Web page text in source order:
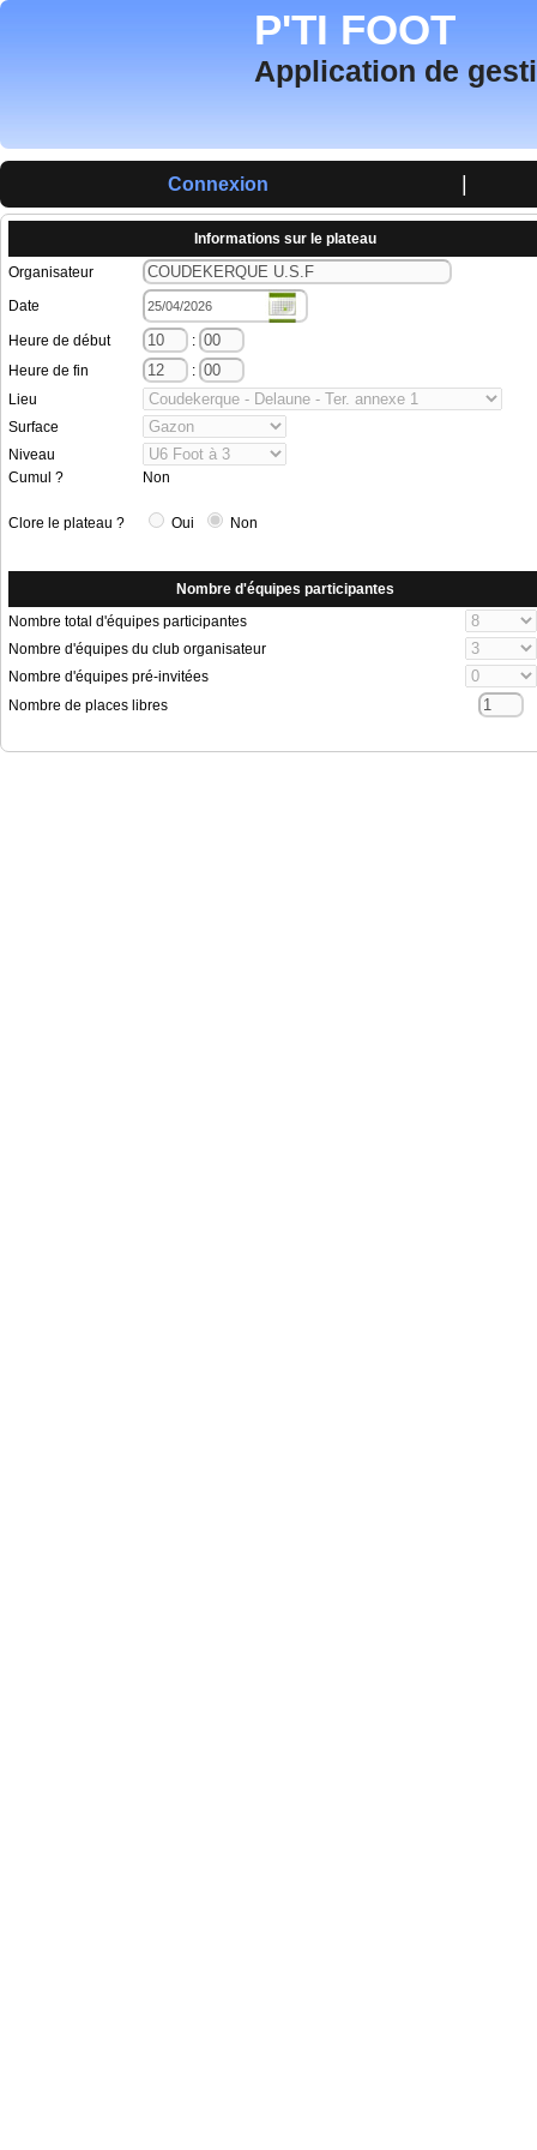
P'TI FOOT
Application de
Connexion
Informations sur le plateau
Organisateur
Date
Heure de début
:
Heure de fin
:
Lieu
Surface
Niveau
Cumul ?
Non
Clore le plateau ? Oui Non
Nombre d'équipes participantes
Nombre total d'équipes participantes
Nombre d'équipes du club organisateur
Nombre d'équipes pré-invitées
Nombre de places libres